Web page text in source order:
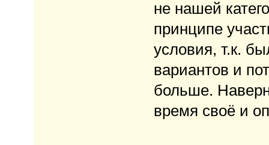
не нашей
принципе
условия, т.к.
вариантов и
больше.
время своё и